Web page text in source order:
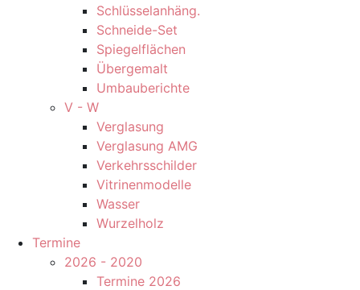
Schlüsselanhäng.
Schneide-Set
Spiegelflächen
Übergemalt
Umbauberichte
V - W
Verglasung
Verglasung AMG
Verkehrsschilder
Vitrinenmodelle
Wasser
Wurzelholz
Termine
2026 - 2020
Termine 2026